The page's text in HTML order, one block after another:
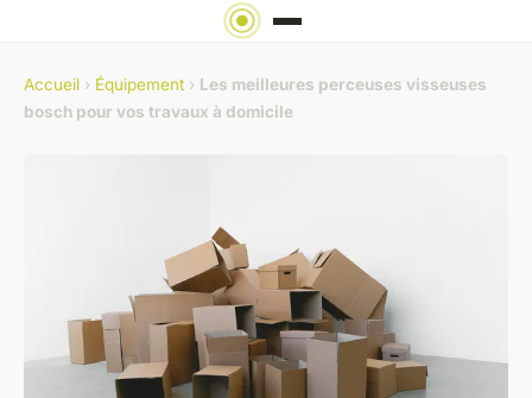
Accueil › Équipement › Les meilleures perceuses visseuses
bosch pour vos travaux à domicile